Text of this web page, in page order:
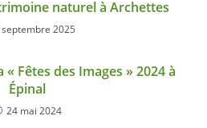
naturel à Archettes
2025
Fêtes des Images » 2024 à
Épinal
24 mai 2024